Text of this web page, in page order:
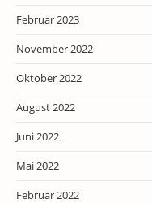
Februar 2023
November 2022
Oktober 2022
August 2022
Juni 2022
Mai 2022
Februar 2022